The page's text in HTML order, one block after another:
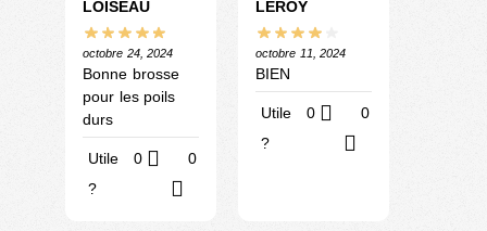
LOISEAU
octobre 24, 2024
Bonne brosse
pour les poils
durs
Utile
?
0 0
LEROY
octobre 11, 2024
BIEN
Utile
?
0 0